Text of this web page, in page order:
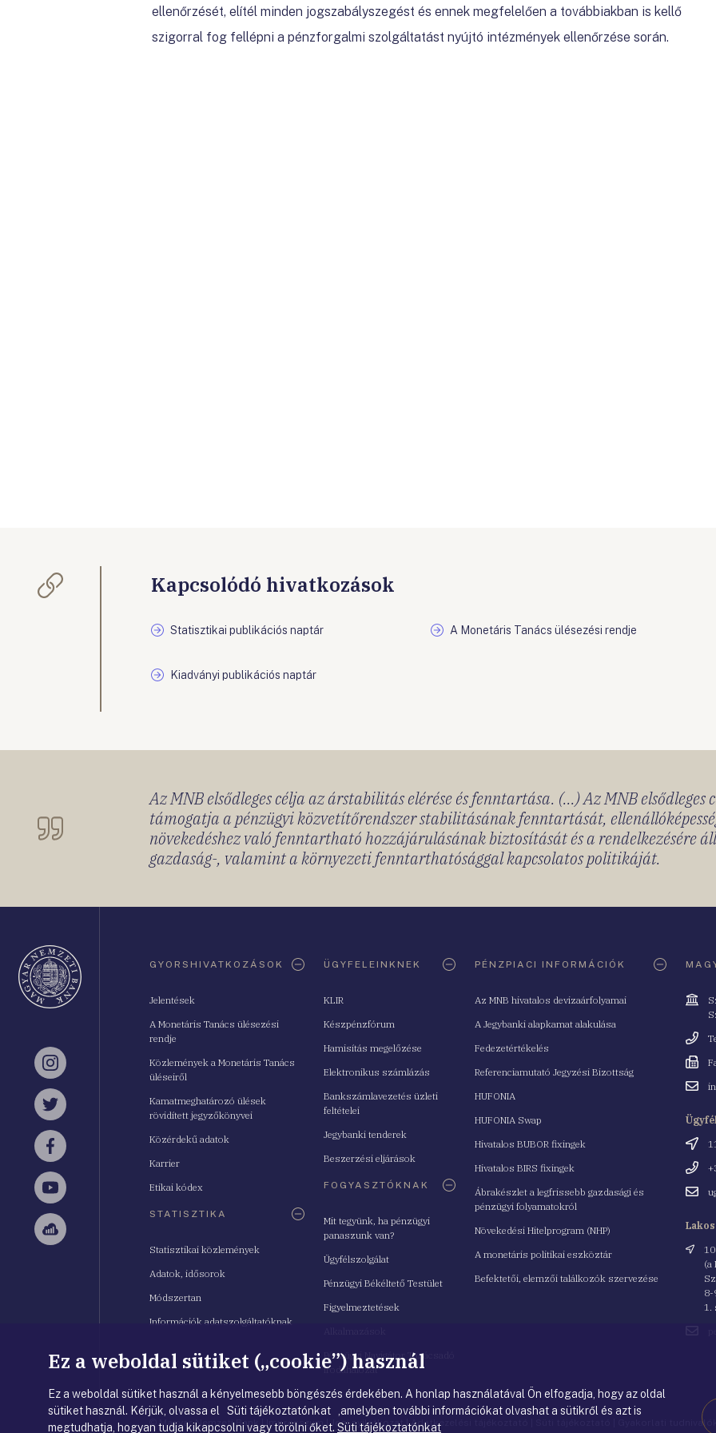
ellenőrzését, elítél minden jogszabályszegést és ennek megfelelően a továbbiakban is kellő
szigorral fog fellépni a pénzforgalmi szolgáltatást nyújtó intézmények ellenőrzése során.
Kapcsolódó hivatkozások
Statisztikai publikációs naptár A Monetáris Tanács ülésezési rendje
Kiadványi publikációs naptár
Az MNB elsődleges célja az árstabilitás elérése és fenntartása. (...) Az MNB elsődleges
támogatja a pénzügyi közvetítőrendszer stabilitásának fenntartását,
növekedéshez való fenntartható hozzájárulásának biztosítását és a rendelkezésére
gazdaság-, valamint a környezeti fenntarthatósággal kapcsolatos politikáját.
Instagram
Twitter
Facebook
YouTube
Sellsy
GYORSHIVATKOZÁSOK
Jelentések
A Monetáris Tanács ülésezési
rendje
Közlemények a Monetáris Tanács
üléseiről
Kamatmeghatározó ülések
rövidített jegyzőkönyvei
Közérdekű adatok
Karrier
Etikai kódex
STATISZTIKA
Statisztikai közlemények
Adatok, idősorok
Módszertan
Információk adatszolgáltatóknak
ÜGYFELEINKNEK
KLIR
Készpénzfórum
Hamisítás megelőzése
Elektronikus számlázás
Bankszámlavezetés üzleti
feltételei
Jegybanki tenderek
Beszerzési eljárások
FOGYASZTÓKNAK
Mit tegyünk, ha pénzügyi
panaszunk van?
Ügyfélszolgálat
Pénzügyi Békéltető Testület
Figyelmeztetések
Pénzügyi Navigátor Tanácsadó
Irodahálózat
PÉNZPIACI INFORMÁCIÓK
Az MNB hivatalos devizaárfolyamai
A Jegybanki alapkamat alakulása
Fedezetértékelés
Referenciamutató Jegyzési Bizottság
HUFONIA
HUFONIA Swap
Hivatalos BUBOR fixingek
Hivatalos BIRS fixingek
Ábrakészlet a legfrissebb gazdasági és
pénzügyi folyamatokról
Növekedési Hitelprogram (NHP)
A monetáris politikai eszköztár
Befektetői, elemzői találkozók szervezése
Cím
Fax
Email
Cím
Email
Cím
(a
8-
1.
© Magyar Nemzeti Bank |Impresszum |Jogi nyilatkozat|Adatkezelési tájékoztató Gyakorlati
Ez a weboldal sütiket („cookie”) használ
Ez a weboldal sütiket használ a kényelmesebb böngészés érdekében. A honlap használatával Ön elfogadja, hogy az oldal
sütiket használ. Kérjük, olvassa el Süti tájékoztatónkat ,amelyben további információkat olvashat a sütikről és azt is
megtudhatja, hogyan tudja kikapcsolni vagy törölni őket. Süti tájékoztatónkat